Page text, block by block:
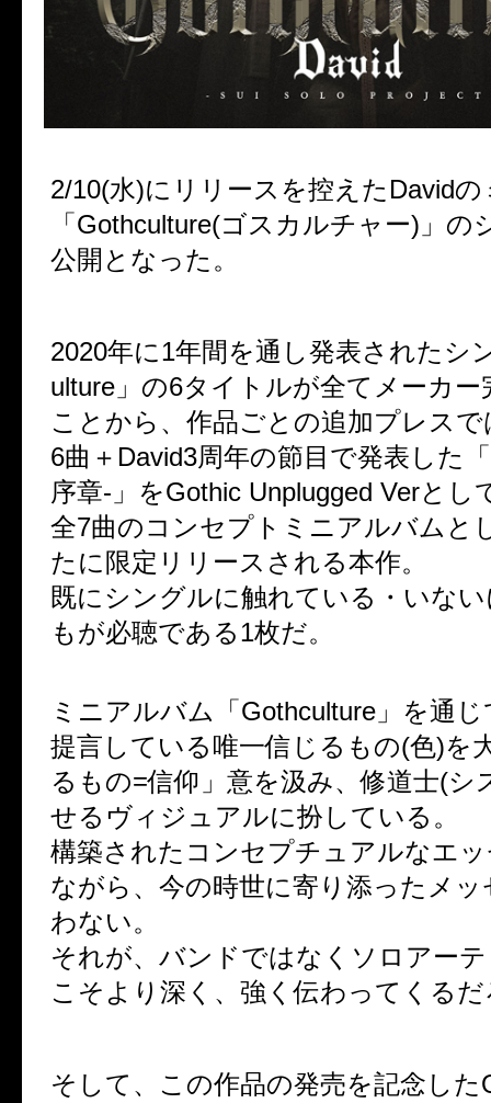
2/10(水)にリリースを控えたDavid
「Gothculture(ゴスカルチャー)」の
公開となった。
2020年に1年間を通し発表されたシ
ulture」の6タイトルが全てメーカ
ことから、作品ごとの追加プレス
6曲＋David3周年の節目で発表した
序章-」をGothic Unplugged Verとし
全7曲のコンセプトミニアルバムと
たに限定リリースされる本作。
既にシングルに触れている・いな
もが必聴である1枚だ。
ミニアルバム「Gothculture」を通
提言している唯一信じるもの(色)を
るもの=信仰」意を汲み、修道士(シ
せるヴィジュアルに扮している。
構築されたコンセプチュアルなエ
ながら、今の時世に寄り添ったメッ
わない。
それが、バンドではなくソロアー
こそより深く、強く伝わってくる
そして、この作品の発売を記念した